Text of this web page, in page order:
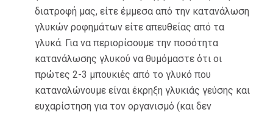
διατροφή μας, είτε έμμεσα από την κατανάλωση
γλυκών ροφημάτων είτε απευθείας από τα
γλυκά. Για να περιορίσουμε την ποσότητα
κατανάλωσης γλυκού να θυμόμαστε ότι οι
πρώτες 2-3 μπουκιές από το γλυκό που
καταναλώνουμε είναι έκρηξη γλυκιάς γεύσης και
ευχαρίστηση για τον οργανισμό (και δεν